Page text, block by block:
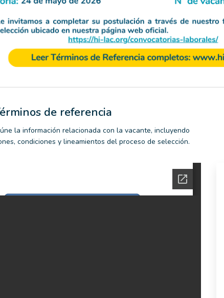
de referencia
la información relacionada con la vacante, incluyendo
condiciones y lineamientos del proceso de selección.